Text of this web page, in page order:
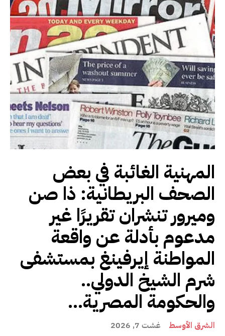
المهنية الغائبة في بعض
الصحف البريطانية: ذا صن
وميرور تنشران تقريرًا غير
مدعوم بأدلة عن واقعة
المواطنة إيرفينغ بمستشفى
شرم الشيخ الدولي..
والحكومة المصرية...
الشرق الأوسط غشت 7, 2026